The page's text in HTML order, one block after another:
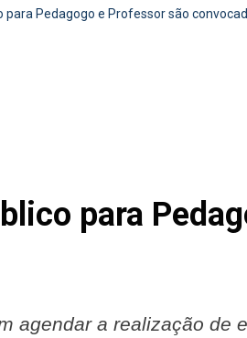
Pedagogo e Professor são
para
agendar a realização de